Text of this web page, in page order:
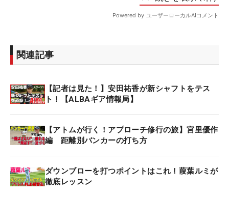
関連記事
【記者は見た！】安田祐香が新シャフトをテス
ト！【ALBAギア情報局】
【アトムが行く！アプローチ修行の旅】宮里優作
編 距離別バンカーの打ち方
ダウンブローを打つポイントはこれ！葭葉ルミが
徹底レッスン